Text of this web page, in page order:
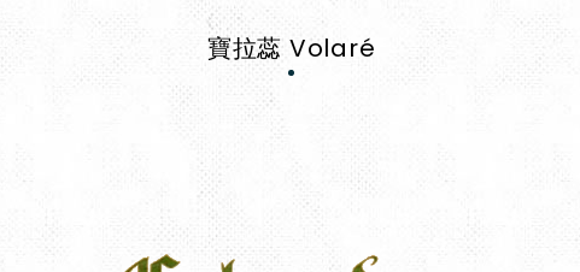
寶拉蕊 Volaré